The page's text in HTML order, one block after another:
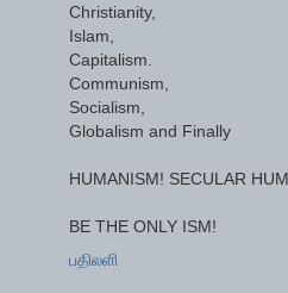
Christianity,
Islam,
Capitalism.
Communism,
Socialism,
Globalism and Finally
HUMANISM! SECULAR
BE THE ONLY ISM!
பதிலளி